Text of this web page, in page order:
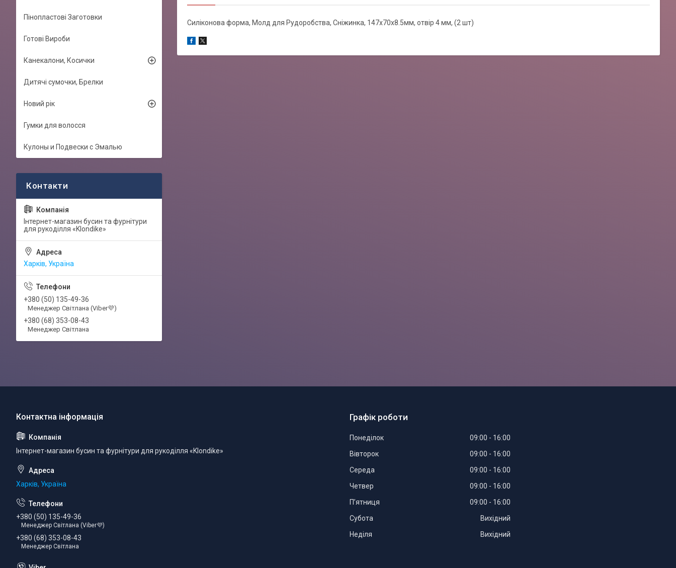
Силіконова форма, Молд для Рудоробства, Сніжинка, 147х70х8.5мм, отвір 4 мм, (2 шт)
Пінопластові Заготовки
Готові Вироби
Канекалони, Косички
Дитячі сумочки, Брелки
Новий рік
Гумки для волосся
Кулоны и Подвески с Эмалью
Інтернет-магазин бусин та фурнітури
для рукоділля «Klondike»
Харків, Україна
+380 (50) 135-49-36
Менеджер Світлана (Viber💜)
+380 (68) 353-08-43
Менеджер Світлана
Інтернет-магазин бусин та фурнітури для рукоділля «Klondike»
Харків, Україна
+380 (50) 135-49-36
Менеджер Світлана (Viber💜)
+380 (68) 353-08-43
Менеджер Світлана
Графік роботи
Понеділок 09:00
16:00
Вівторок
09:00
16:00
Середа
09:00
16:00
Четвер
09:00
16:00
Пʼятниця
09:00
16:00
Субота
Вихідний
Неділя
Вихідний